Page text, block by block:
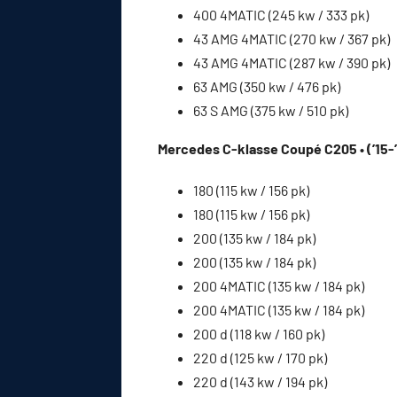
400 4MATIC (245 kw / 333 pk)
43 AMG 4MATIC (270 kw / 367 pk)
43 AMG 4MATIC (287 kw / 390 pk)
63 AMG (350 kw / 476 pk)
63 S AMG (375 kw / 510 pk)
Mercedes C-klasse Coupé C205 • (’15-
180 (115 kw / 156 pk)
180 (115 kw / 156 pk)
200 (135 kw / 184 pk)
200 (135 kw / 184 pk)
200 4MATIC (135 kw / 184 pk)
200 4MATIC (135 kw / 184 pk)
200 d (118 kw / 160 pk)
220 d (125 kw / 170 pk)
220 d (143 kw / 194 pk)